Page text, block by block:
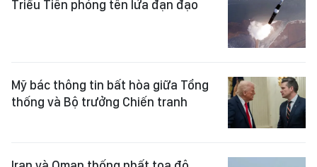
Triều Tiên phóng tên lửa đạn đạo
Mỹ bác thông tin bất hòa giữa Tổng
thống và Bộ trưởng Chiến tranh